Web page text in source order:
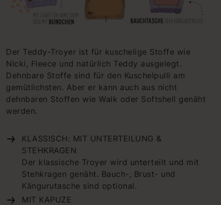
Der Teddy-Troyer ist für kuschelige Stoffe wie
Nicki, Fleece und natürlich Teddy ausgelegt.
Dehnbare Stoffe sind für den Kuschelpulli am
gemütlichsten. Aber er kann auch aus nicht
dehnbaren Stoffen wie Walk oder Softshell genäht
werden.
KLASSISCH: MIT UNTERTEILUNG &
STEHKRAGEN
Der klassische Troyer wird unterteilt und mit
Stehkragen genäht. Bauch-, Brust- und
Kängurutasche sind optional.
MIT KAPUZE